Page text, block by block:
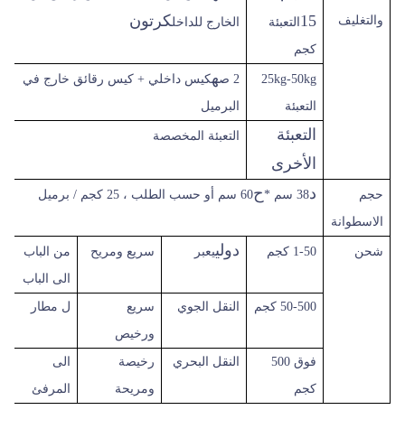
والتغليف
15التعبئة
كجم
الخارج للداخلكرتون
25kg-50kg
التعبئة
2 ص هكيس داخلي + كيس رقائق خارج في
البرميل
التعبئة
الأخرى
التعبئة المخصصة
حجم
الاسطوانة
د38 سم * ح60 سم أو حسب الطلب ، 25 كجم / برميل
شحن 1-50 كجم دولييعبر سريع ومريح
من الباب
الى الباب
50-500 كجم النقل الجوي
سريع
ورخيص
ل مطار
فوق 500
كجم
النقل البحري
رخيصة
ومريحة
الى
المرفئ